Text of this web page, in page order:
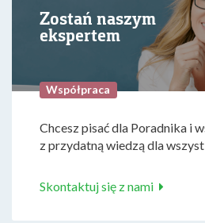
Zostań naszym
ekspertem
Współpraca
Chcesz pisać dla Poradnika i
z przydatną wiedzą dla
Skontaktuj się z nami